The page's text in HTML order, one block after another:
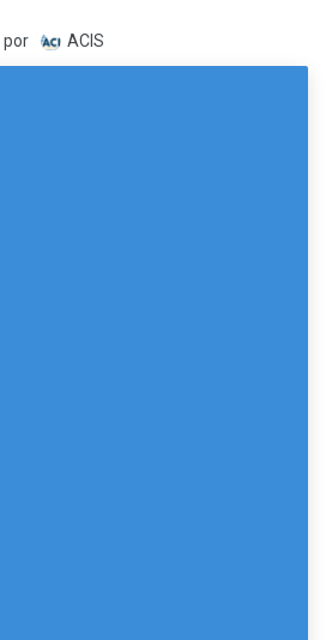
por ACIS